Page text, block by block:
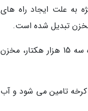
به علت ایجاد راه های
اشرفی افزود: مخزن شماره یک 8 هزار و 200 هکتار، مخزن شماره دو 30 هزار هکتار، مخزن شماره سه 15 هزار هکتار، مخزن
کرخه تامین می شود و آب